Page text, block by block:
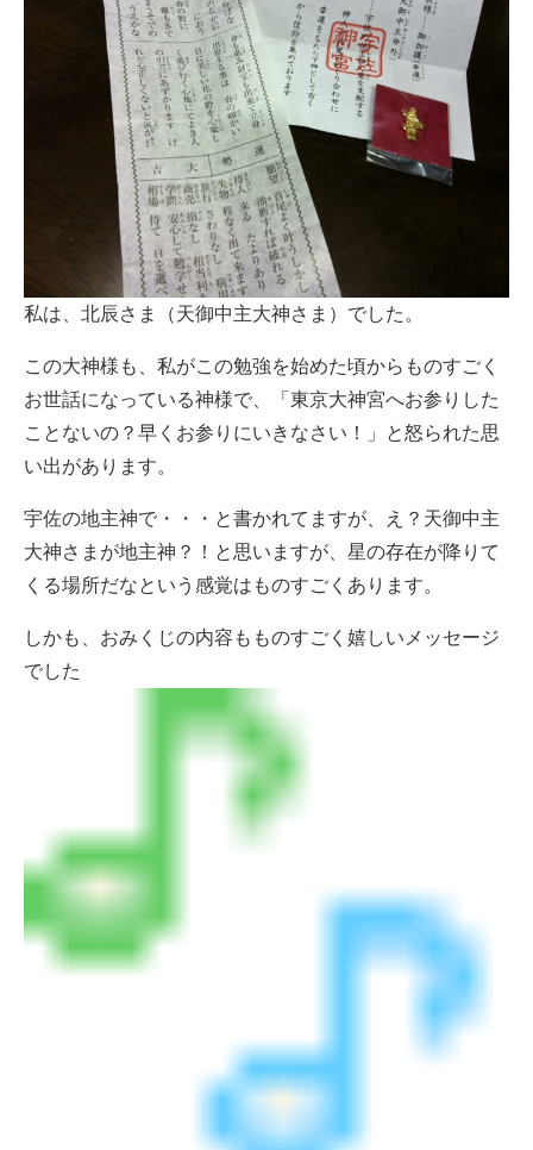
私は、北辰さま（天御中主大神さま）でした。
この大神様も、私がこの勉強を始めた頃からものすごく
お世話になっている神様で、「東京大神宮へお参りした
ことないの？早くお参りにいきなさい！」と怒られた思
い出があります。
宇佐の地主神で・・・と書かれてますが、え？天御中主
大神さまが地主神？！と思いますが、星の存在が降りて
くる場所だなという感覚はものすごくあります。
しかも、おみくじの内容もものすごく嬉しいメッセージ
でした